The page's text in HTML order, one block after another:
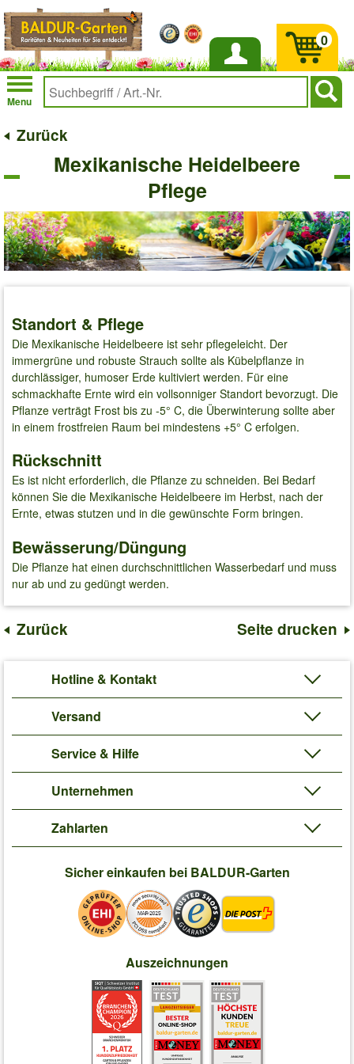
Anmelden
Menu
0
Zurück
Mexikanische Heidelbeere
Pflege
Standort & Pflege
Die Mexikanische Heidelbeere ist sehr pflegeleicht. Der
immergrüne und robuste Strauch sollte als Kübelpflanze in
durchlässiger, humoser Erde kultiviert werden. Für eine
schmackhafte Ernte wird ein vollsonniger Standort bevorzugt. Die
Pflanze verträgt Frost bis zu -5° C, die Überwinterung sollte aber
in einem frostfreien Raum bei mindestens +5° C erfolgen.
Rückschnitt
Es ist nicht erforderlich, die Pflanze zu schneiden. Bei Bedarf
können Sie die Mexikanische Heidelbeere im Herbst, nach der
Ernte, etwas stutzen und in die gewünschte Form bringen.
Bewässerung/Düngung
Die Pflanze hat einen durchschnittlichen Wasserbedarf und muss
nur ab und zu gedüngt werden.
Zurück Seite drucken
Hotline & Kontakt
Versand
Service & Hilfe
Unternehmen
Zahlarten
Sicher einkaufen bei BALDUR-Garten
Auszeichnungen